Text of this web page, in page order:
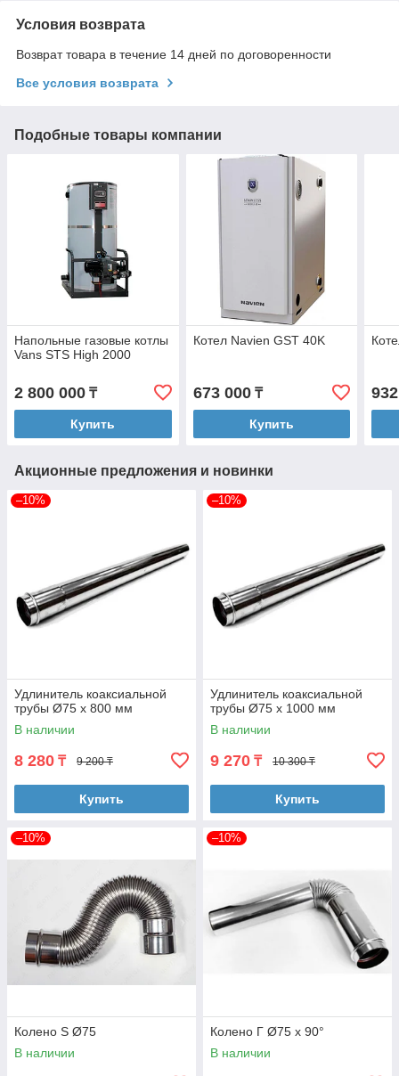
Условия возврата
Возврат товара в течение 14 дней по договоренности
Все условия возврата
Подобные товары компании
Напольные газовые котлы
Vans STS High 2000
2 800 000 ₸
Купить
Котел Navien GST 40K
673 000₸
Купить
Акционные предложения и новинки
–10%
Удлинитель коаксиальной
трубы Ø75 х 800 мм
В наличии
8 280 ₸ 9 200 ₸
Купить
–10%
Удлинитель коаксиальной
трубы Ø75 х 1000 мм
В наличии
9 270 ₸ 10 300 ₸
Купить
–10%
Колено S Ø75
В наличии
–10%
Колено Г Ø75 х 90°
В наличии